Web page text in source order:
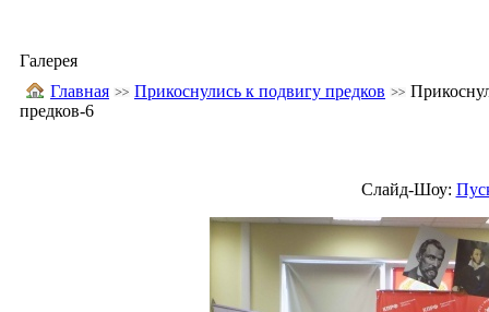
Галерея
Главная
Прикоснулись к подвигу предков
предков-6
Слайд-Шоу: